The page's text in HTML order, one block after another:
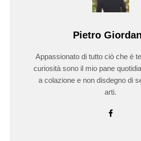
Pietro
Appassionato di tutto ciò che è
curiosità sono il mio pane
a colazione e non disdegno di
arti.